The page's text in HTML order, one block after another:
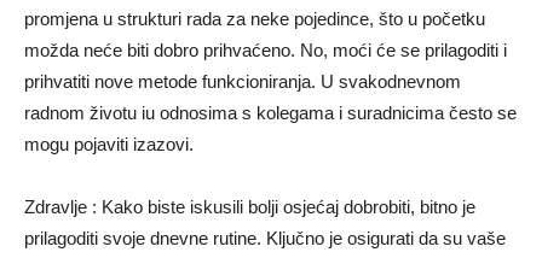
promjena u strukturi rada za neke pojedince, što u početku
možda neće biti dobro prihvaćeno. No, moći će se prilagoditi i
prihvatiti nove metode funkcioniranja. U svakodnevnom
radnom životu iu odnosima s kolegama i suradnicima često se
mogu pojaviti izazovi.
Zdravlje : Kako biste iskusili bolji osjećaj dobrobiti, bitno je
prilagoditi svoje dnevne rutine. Ključno je osigurati da su vaše